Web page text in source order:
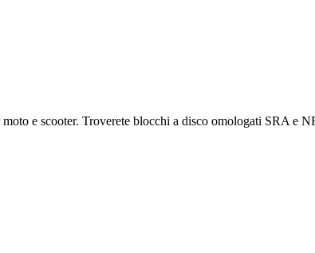
e scooter. Troverete blocchi a disco omologati SRA